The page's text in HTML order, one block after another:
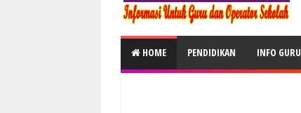
HOME PENDIDIKAN INFO GURU